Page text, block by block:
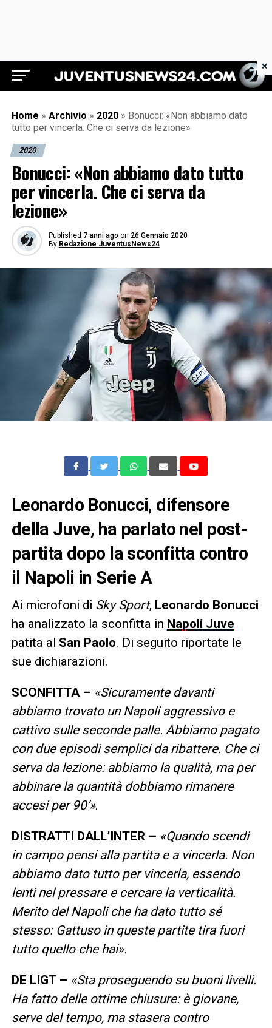
Juventus News 24
Home » Archivio » 2020 » Bonucci: «Non abbiamo dato
tutto per vincerla. Che ci serva da lezione»
2020
Bonucci: «Non abbiamo dato tutto
per vincerla. Che ci serva da
lezione»
Published 7 anni ago on 26 Gennaio 2020
By Redazione JuventusNews24
Leonardo Bonucci, difensore
della Juve, ha parlato nel post-
partita dopo la sconfitta contro
il Napoli in Serie A
Ai microfoni di Sky Sport, Leonardo Bonucci
ha analizzato la sconfitta in Napoli Juve
patita al San Paolo. Di seguito riportate le
sue dichiarazioni.
SCONFITTA – «Sicuramente davanti
abbiamo trovato un Napoli aggressivo e
cattivo sulle seconde palle. Abbiamo pagato
con due episodi semplici da ribattere. Che ci
serva da lezione: abbiamo la qualità, ma per
abbinare la quantità dobbiamo rimanere
accesi per 90’».
DISTRATTI DALL’INTER – «Quando scendi
in campo pensi alla partita e a vincerla. Non
abbiamo dato tutto per vincerla, essendo
lenti nel pressare e cercare la verticalità.
Merito del Napoli che ha dato tutto sé
stesso: Gattuso in queste partite tira fuori
tutto quello che hai».
DE LIGT – «Sta proseguendo su buoni livelli.
Ha fatto delle ottime chiusure: è giovane,
serve del tempo, ma stasera contro
×